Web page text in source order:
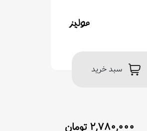
سبد خرید
۲,۷۸۰,۰۰۰ تومان